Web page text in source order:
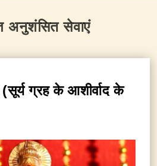
अनुशंसित सेवाएं
(सूर्य ग्रह के आशीर्वाद के